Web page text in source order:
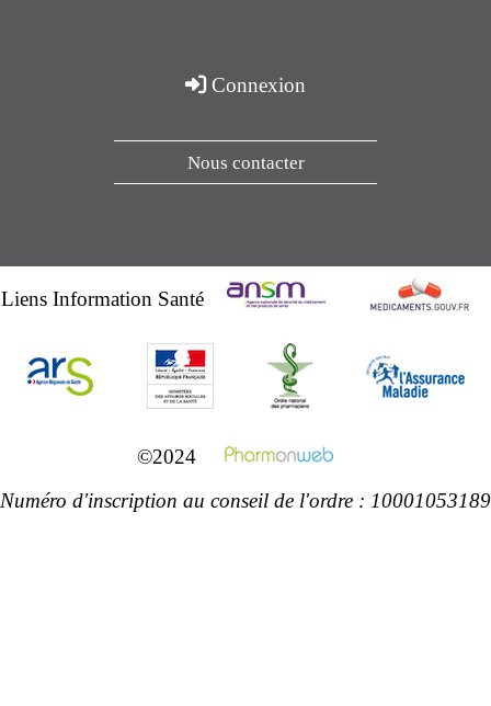
Connexion
Nous contacter
Liens Information Santé
©2024
Numéro d'inscription au conseil de l'ordre : 10001053189